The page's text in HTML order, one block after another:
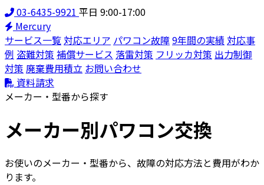
03-6435-9921 平日 9:00-17:00
Mercury
サービス一覧対応エリア パワコン故障9年間の実績対応事
例 盗難対策 補償サービス 落雷対策 フリッカ対策 出力制御
対策 廃棄費用積立 お問い合わせ
資料請求
メーカー・型番から探す
メーカー別パワコン交換
お使いのメーカー・型番から、故障の対応方法と費用がわか
ります。